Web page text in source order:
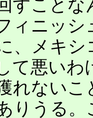
すことな
ィニッ
、メキ
て悪い
れない
りうる